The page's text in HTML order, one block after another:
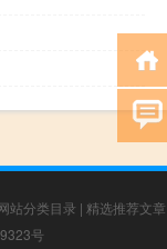
站分类目录 | 精选推荐文章
号